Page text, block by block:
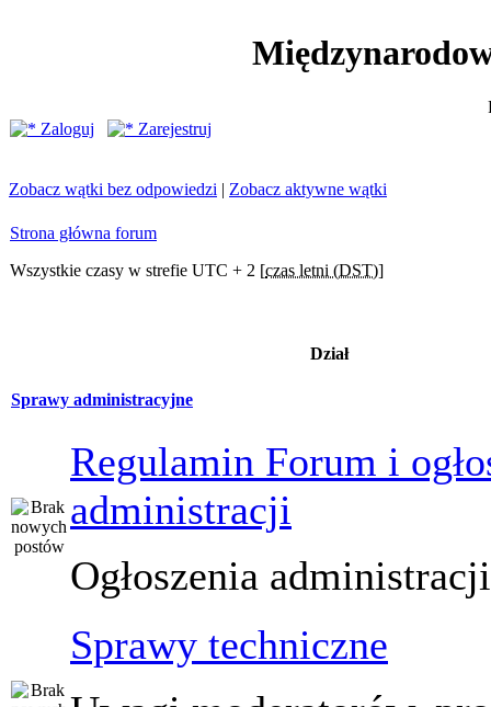
Zaloguj
Zarejestruj
Zobacz wątki bez odpowiedzi | Zobacz aktywne wątki
Strona główna forum
Wszystkie czasy w strefie UTC + 2 [czas letni (DST)]
Dział
Sprawy administracyjne
Regulamin Forum i
administracji
Ogłoszenia
Sprawy techniczne